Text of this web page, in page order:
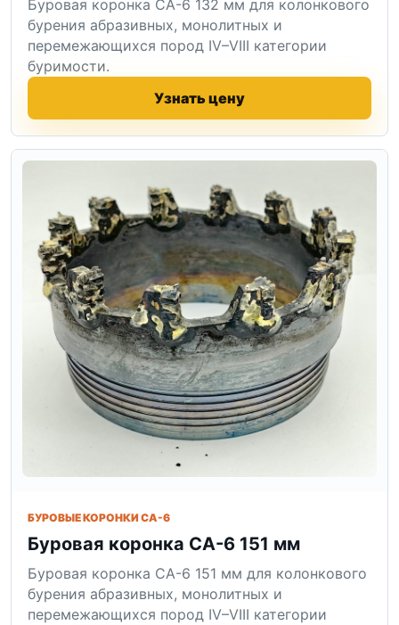
Буровая коронка СА-6 132 мм для колонкового
бурения абразивных, монолитных и
перемежающихся пород IV–VIII категории
буримости.
Узнать цену
БУРОВЫЕ КОРОНКИ СА-6
Буровая коронка СА-6 151 мм
Буровая коронка СА-6 151 мм для колонкового
бурения абразивных, монолитных и
перемежающихся пород IV–VIII категории